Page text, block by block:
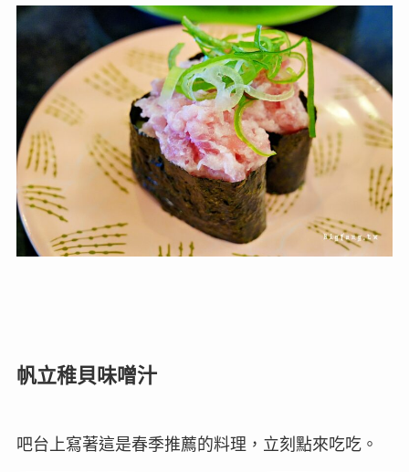
帆立稚貝味噌汁
吧台上寫著這是春季推薦的料理，立刻點來吃吃。